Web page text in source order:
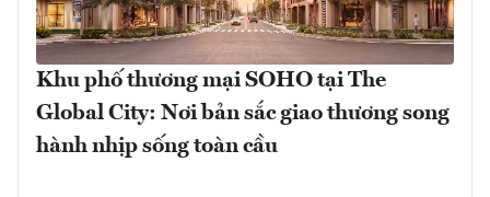
Khu phố thương mại SOHO tại The
Global City: Nơi bản sắc giao thương song
hành nhịp sống toàn cầu